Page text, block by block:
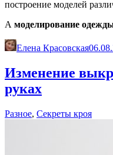
построение моделей
А моделирование
Елена Красовская
Изменение
руках
Разное, Секреты кроя